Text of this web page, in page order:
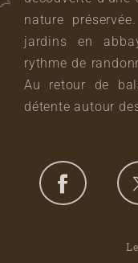
nature
jardins en
rythme de
Au retour de
détente autour